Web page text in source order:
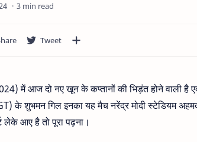
3 min read
में आज दो नए खून के कप्तानों की भिड़ंत होने
के शुभमन गिल इनका यह मैच नरेंद्र मोदी स्टेडियम
लेके आए है तो पूरा पढ़ना।